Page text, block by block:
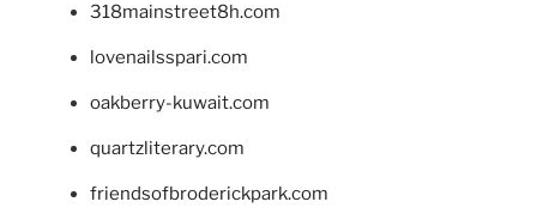
318mainstreet8h.com
lovenailsspari.com
oakberry-kuwait.com
quartzliterary.com
friendsofbroderickpark.com